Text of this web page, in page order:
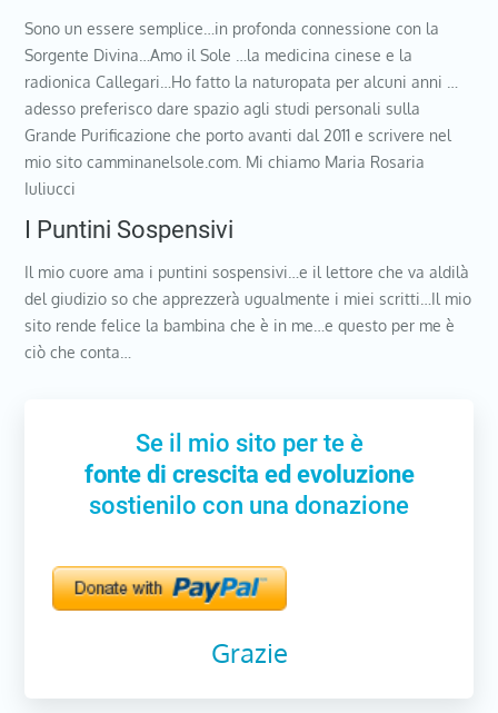
Sono un essere semplice…in profonda connessione con la
Sorgente Divina…Amo il Sole …la medicina cinese e la
radionica Callegari…Ho fatto la naturopata per alcuni anni …
adesso preferisco dare spazio agli studi personali sulla
Grande Purificazione che porto avanti dal 2011 e scrivere nel
mio sito camminanelsole.com. Mi chiamo Maria Rosaria
Iuliucci
I Puntini Sospensivi
Il mio cuore ama i puntini sospensivi…e il lettore che va aldilà
del giudizio so che apprezzerà ugualmente i miei scritti…Il mio
sito rende felice la bambina che è in me…e questo per me è
ciò che conta…
Se il mio sito per te è
fonte di crescita ed evoluzione
sostienilo con una donazione
Grazie